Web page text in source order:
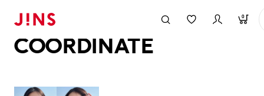
0
COORDINATE